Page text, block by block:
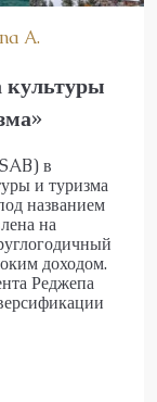
A.
в
и туризма
названием
​​на
доходом.
Реджепа